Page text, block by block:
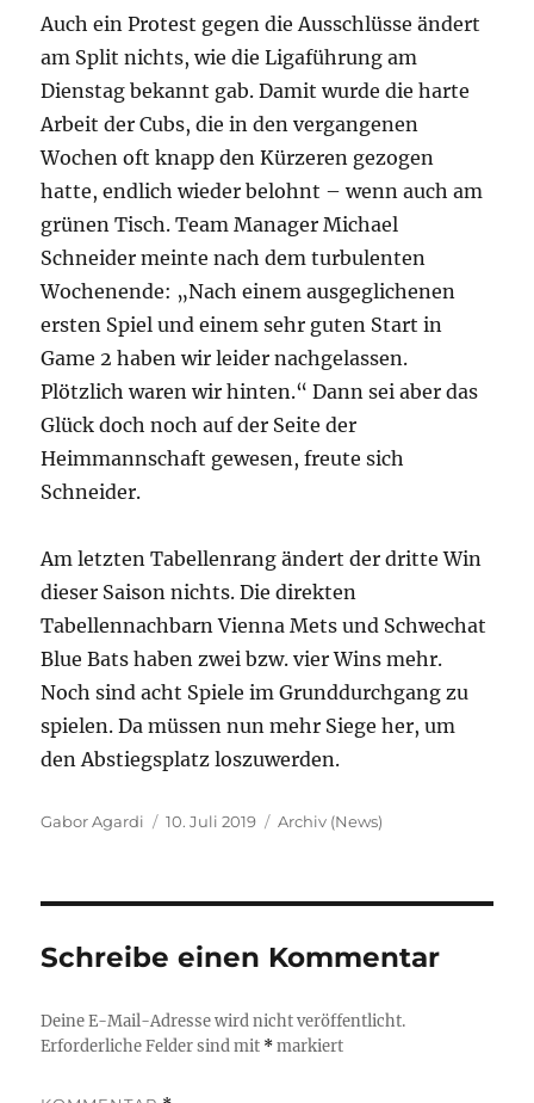
Auch ein Protest gegen die Ausschlüsse ändert
am Split nichts, wie die Ligaführung am
Dienstag bekannt gab. Damit wurde die harte
Arbeit der Cubs, die in den vergangenen
Wochen oft knapp den Kürzeren gezogen
hatte, endlich wieder belohnt – wenn auch am
grünen Tisch. Team Manager Michael
Schneider meinte nach dem turbulenten
Wochenende: „Nach einem ausgeglichenen
ersten Spiel und einem sehr guten Start in
Game 2 haben wir leider nachgelassen.
Plötzlich waren wir hinten.“ Dann sei aber das
Glück doch noch auf der Seite der
Heimmannschaft gewesen, freute sich
Schneider.
Am letzten Tabellenrang ändert der dritte Win
dieser Saison nichts. Die direkten
Tabellennachbarn Vienna Mets und Schwechat
Blue Bats haben zwei bzw. vier Wins mehr.
Noch sind acht Spiele im Grunddurchgang zu
spielen. Da müssen nun mehr Siege her, um
den Abstiegsplatz loszuwerden.
Autor
Gabor Agardi
Veröffentlicht
10. Juli 2019 Kategorien
Archiv (News)
Schreibe einen Kommentar
Deine E-Mail-Adresse wird nicht veröffentlicht.
Erforderliche Felder sind mit *markiert